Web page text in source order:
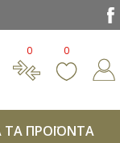
0 0
ΠΡΟΪΟΝΤΑ